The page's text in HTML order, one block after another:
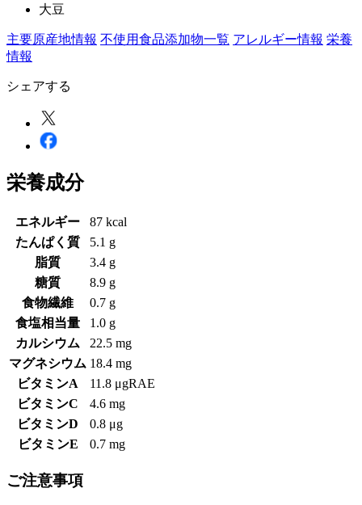
大豆
主要原産地情報 不使用食品添加物一覧 アレルギー情報 栄養
情報
シェアする
栄養成分
エネルギー
87 kcal
たんぱく質
5.1 g
脂質
3.4 g
糖質
8.9 g
食物繊維
0.7 g
食塩相当量
1.0 g
カルシウム
22.5 mg
マグネシウム 18.4 mg
ビタミンA
11.8 μgRAE
ビタミンC
4.6 mg
ビタミンD
0.8 μg
ビタミンE
0.7 mg
ご注意事項